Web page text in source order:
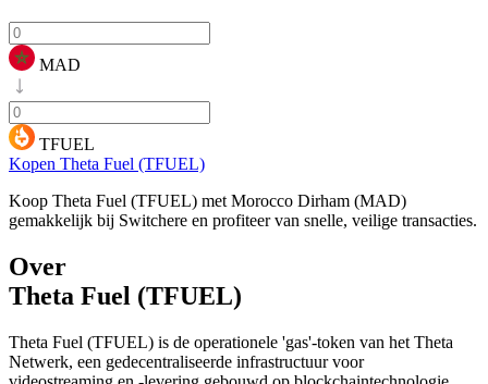
MAD
TFUEL
Kopen Theta Fuel (TFUEL)
Koop Theta Fuel (TFUEL) met Morocco Dirham (MAD)
gemakkelijk bij Switchere en profiteer van snelle, veilige transacties.
Over
Theta Fuel (TFUEL)
Theta Fuel (TFUEL) is de operationele 'gas'-token van het Theta
Netwerk, een gedecentraliseerde infrastructuur voor